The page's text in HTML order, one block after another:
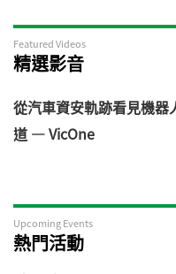
Featured Videos
精選影音
從汽車資安軌跡看見機器
道 — VicOne
Upcoming Events
熱門活動